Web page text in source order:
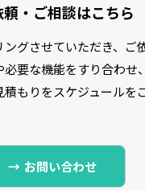
頼・ご相談はこちら
ングさせていただき、ご
要な機能をすり合わせ、
もりをスケジュールを
お問い合わせ